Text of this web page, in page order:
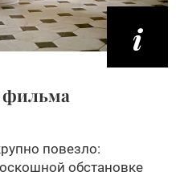
фильма
повезло:
обстановке